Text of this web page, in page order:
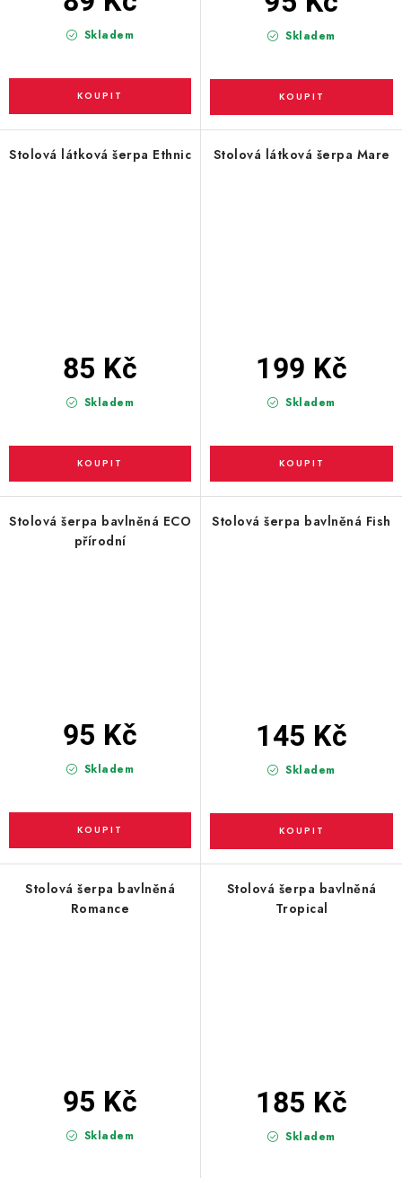
Skladem Skladem
Stolová látková šerpa Ethnic
Skladem
85 Kč
Stolová látková šerpa Mare
Skladem
199 Kč
Stolová šerpa bavlněná ECO
přírodní
Skladem
95 Kč
Stolová šerpa bavlněná Fish
Skladem
145 Kč
Stolová šerpa bavlněná
Romance
Skladem
95 Kč
Stolová šerpa bavlněná
Tropical
Skladem
185 Kč